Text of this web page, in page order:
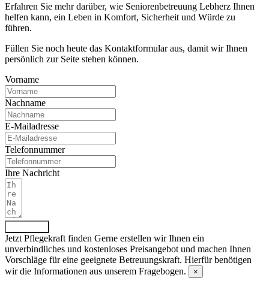
Erfahren Sie mehr darüber, wie Seniorenbetreuung Lebherz Ihnen
helfen kann, ein Leben in Komfort, Sicherheit und Würde zu
führen.
Füllen Sie noch heute das Kontaktformular aus, damit wir Ihnen
persönlich zur Seite stehen können.
Vorname
Nachname
E-Mailadresse
Telefonnummer
Ihre Nachricht
Jetzt Pflegekraft finden Gerne erstellen wir Ihnen ein
unverbindliches und kostenloses Preisangebot und machen Ihnen
Vorschläge für eine geeignete Betreuungskraft. Hierfür benötigen
wir die Informationen aus unserem Fragebogen.
×